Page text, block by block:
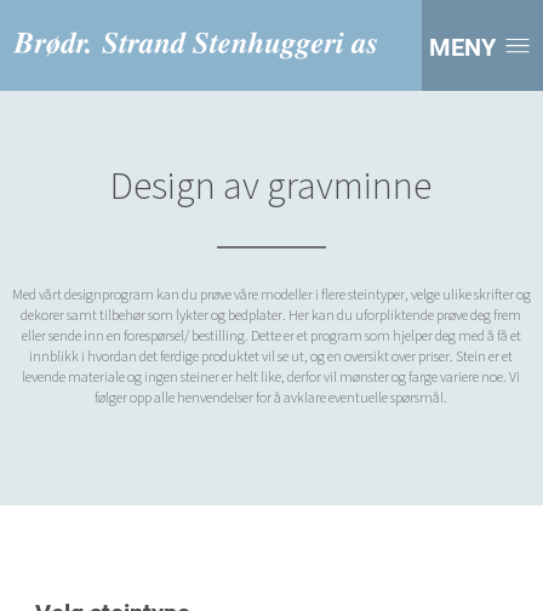
MENY
Design av gravminne
Med vårt designprogram kan du prøve våre modeller i flere steintyper, velge ulike skrifter og
dekorer samt tilbehør som lykter og bedplater. Her kan du uforpliktende prøve deg frem
eller sende inn en forespørsel/ bestilling. Dette er et program som hjelper deg med å få et
innblikk i hvordan det ferdige produktet vil se ut, og en oversikt over priser. Stein er et
levende materiale og ingen steiner er helt like, derfor vil mønster og farge variere noe. Vi
følger opp alle henvendelser for å avklare eventuelle spørsmål.